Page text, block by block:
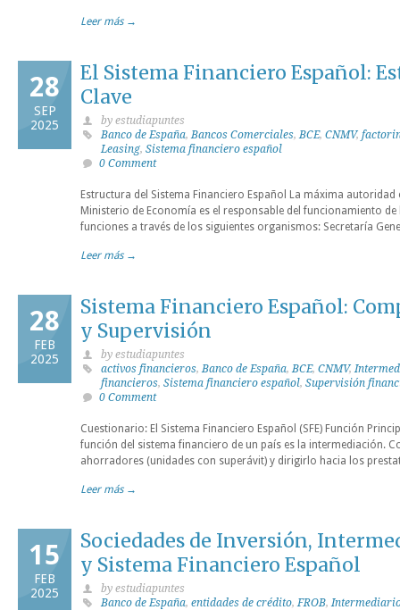
Leer más →
28
SEP
2025
El Sistema Financiero Español:
Clave
by estudiapuntes
Banco de España,Bancos Comerciales,BCE, CNMV,
Leasing, Sistema financiero español
0 Comment
Estructura del Sistema Financiero Español La máxima autoridad
Ministerio de Economía es el responsable del funcionamiento
funciones a través de los siguientes organismos: Secretaría
Leer más →
28
FEB
2025
Sistema Financiero Español:
y Supervisión
by estudiapuntes
activos financieros,Banco de España,BCE, CNMV,
financieros, Sistema financiero español, Supervisión
0 Comment
Cuestionario: El Sistema Financiero Español (SFE) Función
función del sistema financiero de un país es la intermediación.
ahorradores (unidades con superávit) y dirigirlo hacia los
Leer más →
15
FEB
2025
Sociedades de Inversión,
y Sistema Financiero Español
by estudiapuntes
Banco de España, entidades de crédito,FROB,